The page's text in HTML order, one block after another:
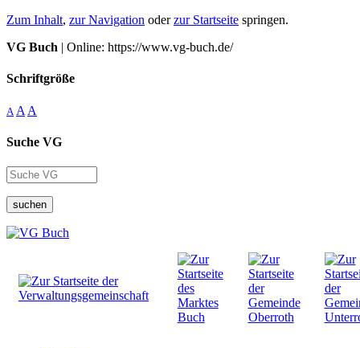
Zum Inhalt, zur Navigation oderzur Startseite springen.
VG Buch | Online: https://www.vg-buch.de/
Schriftgröße
A A A
Suche VG
suchen